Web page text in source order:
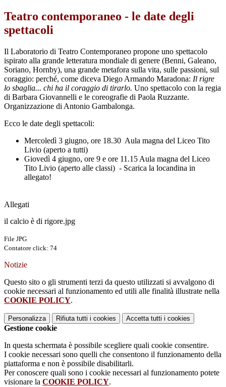
Teatro contemporaneo - le date degli
spettacoli
Il Laboratorio di Teatro Contemporaneo propone uno spettacolo
ispirato alla grande letteratura mondiale di genere (Benni, Galeano,
Soriano, Hornby), una grande metafora sulla vita, sulle passioni, sul
coraggio: perché, come diceva Diego Armando Maradona: Il rigre
lo sbaglia... chi ha il coraggio di tirarlo. Uno spettacolo con la regia
di Barbara Giovannelli e le coreografie di Paola Ruzzante.
Organizzazione di Antonio Gambalonga.
Ecco le date degli spettacoli:
Mercoledì 3 giugno, ore 18.30 Aula magna del Liceo Tito
Livio (aperto a tutti)
Giovedì 4 giugno, ore 9 e ore 11.15 Aula magna del Liceo
Tito Livio (aperto alle classi) - Scarica la locandina in
allegato!
Allegati
il calcio è di rigore.jpg
File JPG
Contatore click: 74
Notizie
Questo sito o gli strumenti terzi da questo utilizzati si avvalgono di
cookie necessari al funzionamento ed utili alle finalità illustrate nella
COOKIE POLICY.
Personalizza Rifiuta tutti i cookies Accetta tutti i cookies
Gestione cookie
In questa schermata è possibile scegliere quali cookie consentire.
I cookie necessari sono quelli che consentono il funzionamento della
piattaforma e non è possibile disabilitarli.
Per conoscere quali sono i cookie necessari al funzionamento potete
visionare la COOKIE POLICY.